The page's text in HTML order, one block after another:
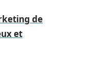
de
et